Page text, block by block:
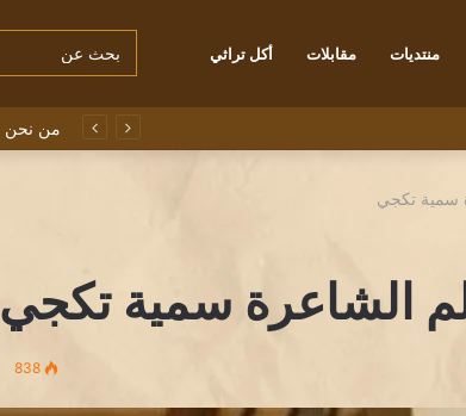
منتديات مقابلات أكل تراثي
من نحن
سمية تكجي
الشاعرة سمية تكجي
838